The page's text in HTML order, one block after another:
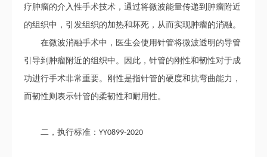
疗肿瘤的介入性手术技术，通过将微波能量传递到肿瘤附近
的组织中，引发组织的加热和坏死，从而实现肿瘤的消融。
在微波消融手术中，医生会使用针管将微波透明的导管
引导到肿瘤附近的组织中。因此，针管的刚性和韧性对于成
功进行手术非常重要。刚性是指针管的硬度和抗弯曲能力，
而韧性则表示针管的柔韧性和耐用性。
二，执行标准： YY0899-2020